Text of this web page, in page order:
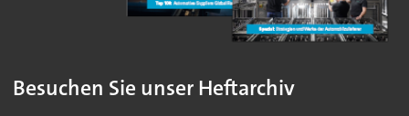
Besuchen Sie unser Heftarchiv